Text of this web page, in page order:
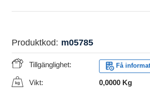
shop
Mina
maskiner
För
Produktkod: m05785
Tillgänglighet: Få
Vikt: 0,0000 Kg